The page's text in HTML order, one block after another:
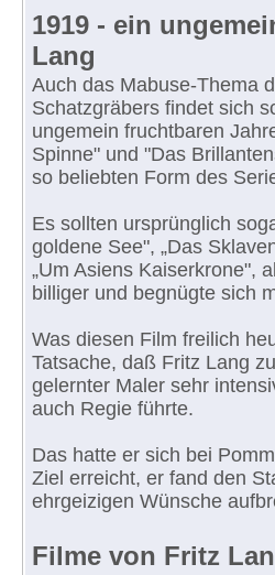
1919 - ein
Lang
Auch das Mabuse-Thema
Schatzgräbers findet sich
ungemein fruchtbaren
Spinne" und "Das
so beliebten Form des
Es sollten ursprünglich
goldene See", „Das
„Um Asiens Kaiserkrone",
billiger und begnügte sich
Was diesen Film freilich
Tatsache, daß Fritz Lang
gelernter Maler sehr
auch Regie führte.
Das hatte er sich bei
Ziel erreicht, er fand den
ehrgeizigen Wünsche
Filme von Fritz